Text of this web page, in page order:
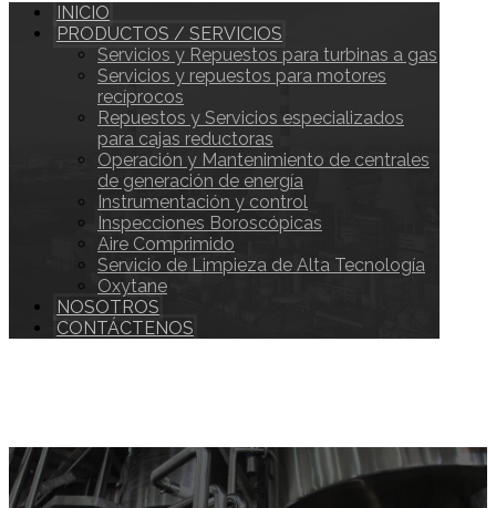
INICIO
PRODUCTOS / SERVICIOS
Servicios y Repuestos para turbinas a gas
Servicios y repuestos para motores
recíprocos
Repuestos y Servicios especializados
para cajas reductoras
Operación y Mantenimiento de centrales
de generación de energía
Instrumentación y control
Inspecciones Boroscópicas
Aire Comprimido
Servicio de Limpieza de Alta Tecnología
Oxytane
NOSOTROS
CONTÁCTENOS